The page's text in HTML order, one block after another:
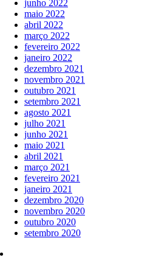
junho 2022
maio 2022
abril 2022
março 2022
fevereiro 2022
janeiro 2022
dezembro 2021
novembro 2021
outubro 2021
setembro 2021
agosto 2021
julho 2021
junho 2021
maio 2021
abril 2021
março 2021
fevereiro 2021
janeiro 2021
dezembro 2020
novembro 2020
outubro 2020
setembro 2020